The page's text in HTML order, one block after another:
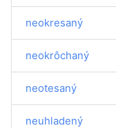
neokresaný
neokrôchaný
neotesaný
neuhladený